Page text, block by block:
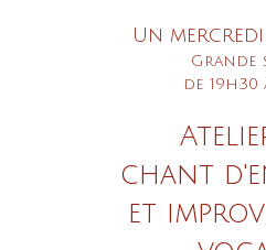
Un
Grande
de 19h30
chant
et